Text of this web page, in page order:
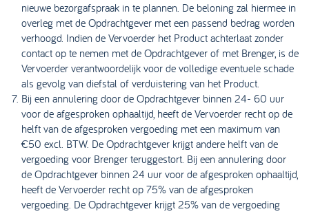
nieuwe bezorgafspraak in te plannen. De beloning zal hiermee in
overleg met de Opdrachtgever met een passend bedrag worden
verhoogd. Indien de Vervoerder het Product achterlaat zonder
contact op te nemen met de Opdrachtgever of met Brenger, is de
Vervoerder verantwoordelijk voor de volledige eventuele schade
als gevolg van diefstal of verduistering van het Product.
Bij een annulering door de Opdrachtgever binnen 24- 60 uur
voor de afgesproken ophaaltijd, heeft de Vervoerder recht op de
helft van de afgesproken vergoeding met een maximum van
€50 excl. BTW. De Opdrachtgever krijgt andere helft van de
vergoeding voor Brenger teruggestort. Bij een annulering door
de Opdrachtgever binnen 24 uur voor de afgesproken ophaaltijd,
heeft de Vervoerder recht op 75% van de afgesproken
vergoeding. De Opdrachtgever krijgt 25% van de vergoeding